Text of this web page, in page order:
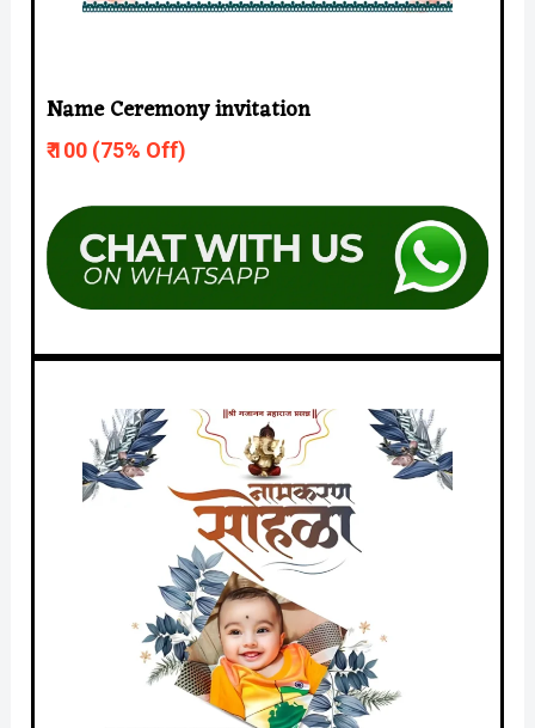
Name Ceremony invitation
₹ 100 (75% Off)